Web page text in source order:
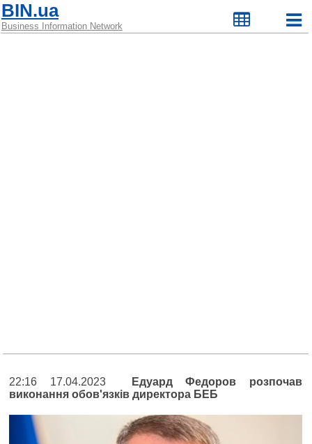
BIN.ua
Business Information Network
22:16 17.04.2023
Едуард Федоров розпочав
виконання обов'язків директора БЕБ